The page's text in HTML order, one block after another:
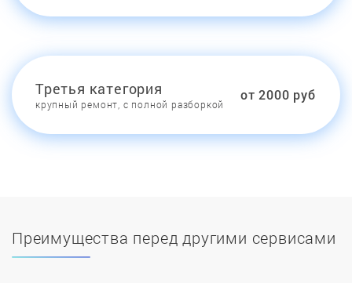
Третья категория
крупный ремонт, с полной разборкой
от 2000 руб
Преимущества перед другими сервисами